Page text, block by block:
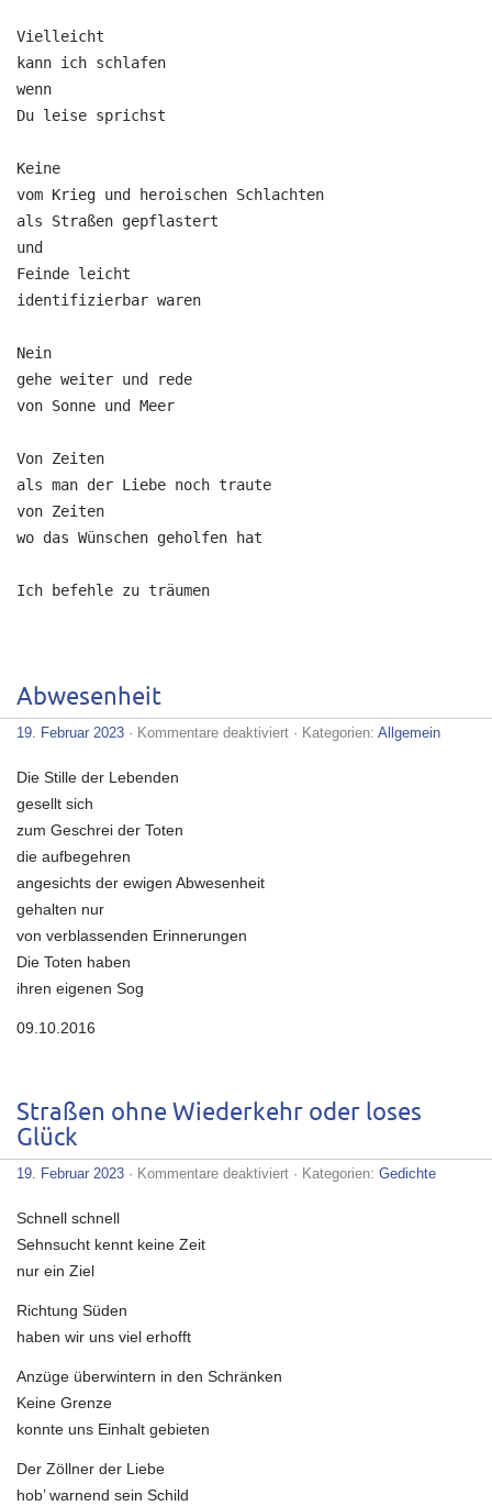
Vielleicht
kann ich schlafen
wenn
Du leise sprichst
Keine
vom Krieg und heroischen Schlachten
als Straßen gepflastert
und
Feinde leicht
identifizierbar waren
Nein
gehe weiter und rede
von Sonne und Meer
Von Zeiten
als man der Liebe noch traute
von Zeiten
wo das Wünschen geholfen hat
Ich befehle zu träumen
Abwesenheit
19. Februar 2023 · Kommentare deaktiviertfür· Kategorien: Allgemein
Die Stille der Lebenden
gesellt sich
zum Geschrei der Toten
die aufbegehren
angesichts der ewigen Abwesenheit
gehalten nur
von verblassenden Erinnerungen
Die Toten haben
ihren eigenen Sog
09.10.2016
Straßen ohne Wiederkehr oder loses
Glück
19. Februar 2023 · Kommentare deaktiviertfür· Kategorien: Gedichte
Schnell schnell
Sehnsucht kennt keine Zeit
nur ein Ziel
Richtung Süden
haben wir uns viel erhofft
Anzüge überwintern in den Schränken
Keine Grenze
konnte uns Einhalt gebieten
Der Zöllner der Liebe
hob’ warnend sein Schild